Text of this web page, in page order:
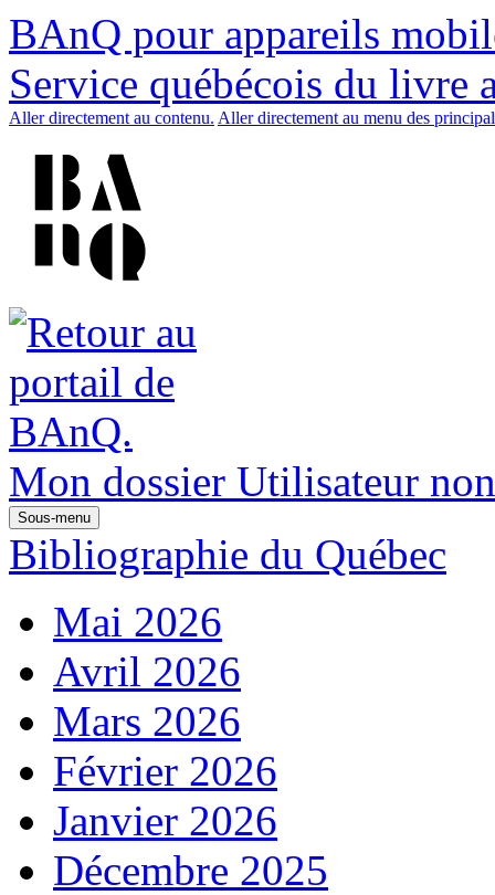
BAnQ pour appareils
Service québécois du livre
Aller directement au contenu. Aller directement au menu des
Mon dossier Utilisateur
Sous-menu
Bibliographie du Québec
Mai 2026
Avril 2026
Mars 2026
Février 2026
Janvier 2026
Décembre 2025